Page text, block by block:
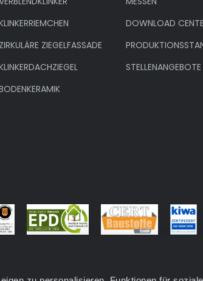
ZIRKULÄRE ZIEGELFASSADE
DOWNLOAD
STELLENANGEBOTE